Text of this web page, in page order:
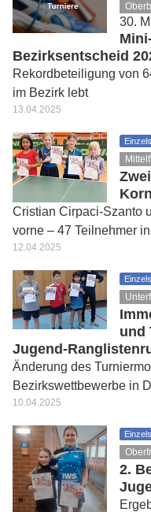
30.
Bezirksentscheid
Rekordbeteiligung von
im Bezirk lebt
13.04.2025
Cristian Cirpaci-Szanto
vorne – 47 Teilnehmer
12.04.2025
und
Jugend-
Änderung des
Bezirkswettbewerbe in
10.04.2025
2.